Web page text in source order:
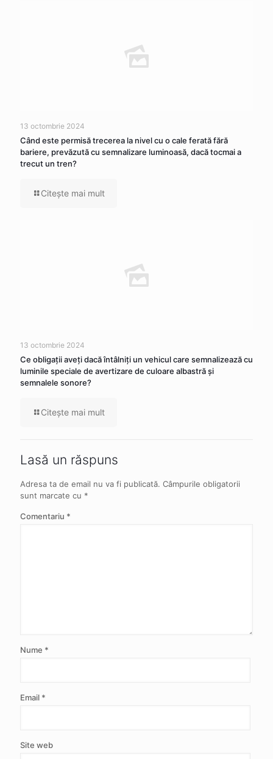
13 octombrie 2024
Când este permisă trecerea la nivel cu o cale ferată fără
bariere, prevăzută cu semnalizare luminoasă, dacă tocmai a
trecut un tren?
Citeşte mai mult
13 octombrie 2024
Ce obligaţii aveţi dacă întâlniţi un vehicul care semnalizează cu
luminile speciale de avertizare de culoare albastră şi
semnalele sonore?
Citeşte mai mult
Lasă un răspuns
Adresa ta de email nu va fi publicată. Câmpurile obligatorii
sunt marcate cu *
Comentariu *
Nume *
Email *
Site web